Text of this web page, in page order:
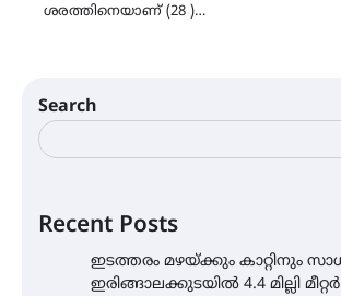
ശരത്തിനെയാണ് (28 )…
Search
Recent Posts
ഇടത്തരം മഴയ്ക്കും കാറ്റിനും
ഇരിങ്ങാലക്കുടയിൽ 4.4 മില്ലി